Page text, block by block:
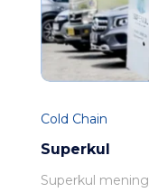
Superkul
Cold Chain
Superkul